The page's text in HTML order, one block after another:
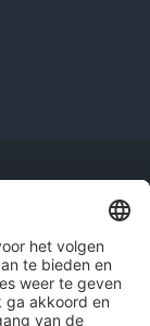
Colofon